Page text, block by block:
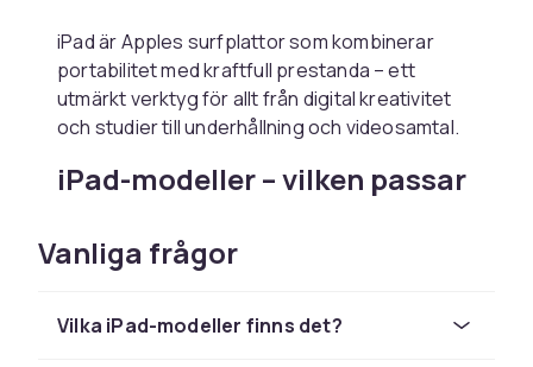
iPad är Apples surfplattor som kombinerar
portabilitet med kraftfull prestanda – ett
utmärkt verktyg för allt från digital kreativitet
och studier till underhållning och videosamtal.
iPad-modeller – vilken passar
iPad (standard): Bästa prisvärda valet för de
grundläggande produktivitet. iPad Air:
Vanliga frågor
Vilka iPad-modeller finns det?